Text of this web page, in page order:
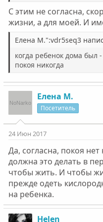
С этим не согласна,
жизни, а для моей. И
Елена М.":vdr5seq3
когда ребенок дома был
покоя никогда
Елена М.
Посетитель
24 Июн 2017
Да, согласна, покоя
должна это делать в
чтобы жить. И чтобы
прежде одеть
на ребенка.
Helen